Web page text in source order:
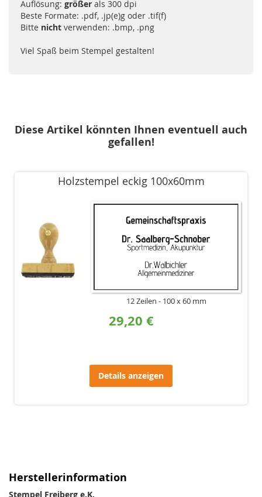
Auflösung: größer als 300 dpi
Beste Formate: .pdf, .jp(e)g oder .tif(f)
Bitte nicht verwenden: .bmp, .png
Viel Spaß beim Stempel gestalten!
Diese Artikel könnten Ihnen eventuell auch
gefallen!
Holzstempel eckig 100x60mm
12 Zeilen 100 x 60 mm
29,20 €
Details anzeigen
Herstellerinformation
Stempel Freiberg e.K.